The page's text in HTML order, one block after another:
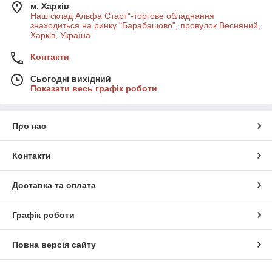
м. Харків
Наш склад Альфа Старт"-торгове обладнання
знаходиться на ринку "Барабашово", провулок Весняний,
Харків, Україна
Контакти
Сьогодні вихідний
Показати весь графік роботи
Про нас
Контакти
Доставка та оплата
Графік роботи
Повна версія сайту